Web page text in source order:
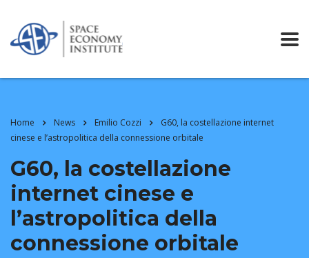
Home News Emilio Cozzi
G60, la costellazione internet
cinese e l’astropolitica della connessione orbitale
G60, la costellazione
internet cinese e
l’astropolitica della
connessione orbitale